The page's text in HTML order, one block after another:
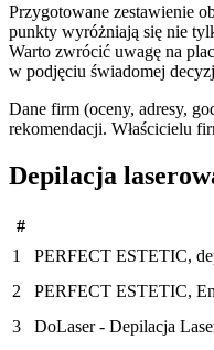
Przygotowane zestawienie
punkty wyróżniają się nie
Warto zwrócić uwagę na
w podjęciu świadomej
Dane firm (oceny, adresy,
rekomendacji. Właścicielu
Depilacja
#
1
PERFECT ESTETIC,
2 PERFECT ESTETIC,
3 DoLaser - Depilacja